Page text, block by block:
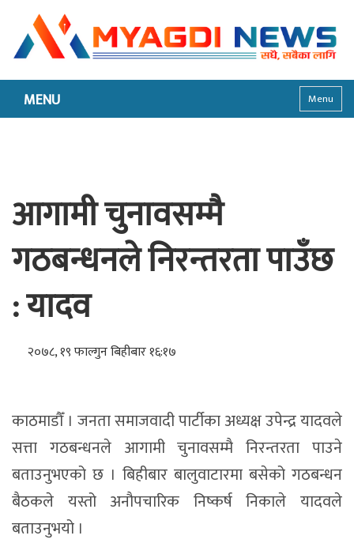
MENU Menu
आगामी चुनावसम्मै
गठबन्धनले निरन्तरता पाउँछ
: यादव
२०७८, १९ फाल्गुन बिहीबार १६:१७
काठमाडौँ । जनता समाजवादी पार्टीका अध्यक्ष उपेन्द्र यादवले
सत्ता गठबन्धनले आगामी चुनावसम्मै निरन्तरता पाउने
बताउनुभएको छ । बिहीबार बालुवाटारमा बसेको गठबन्धन
बैठकले यस्तो अनौपचारिक निष्कर्ष निकाले यादवले
बताउनुभयो ।